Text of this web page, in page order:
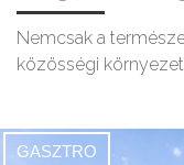
Nemcsak a
közösségi
GASZTRO